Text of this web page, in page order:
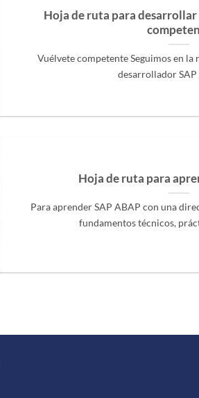
Hoja de ruta para
Vuélvete competente Seguimos en la
desarrollador SAP
Hoja de ruta para
Para aprender SAP ABAP con una
fundamentos técnicos,